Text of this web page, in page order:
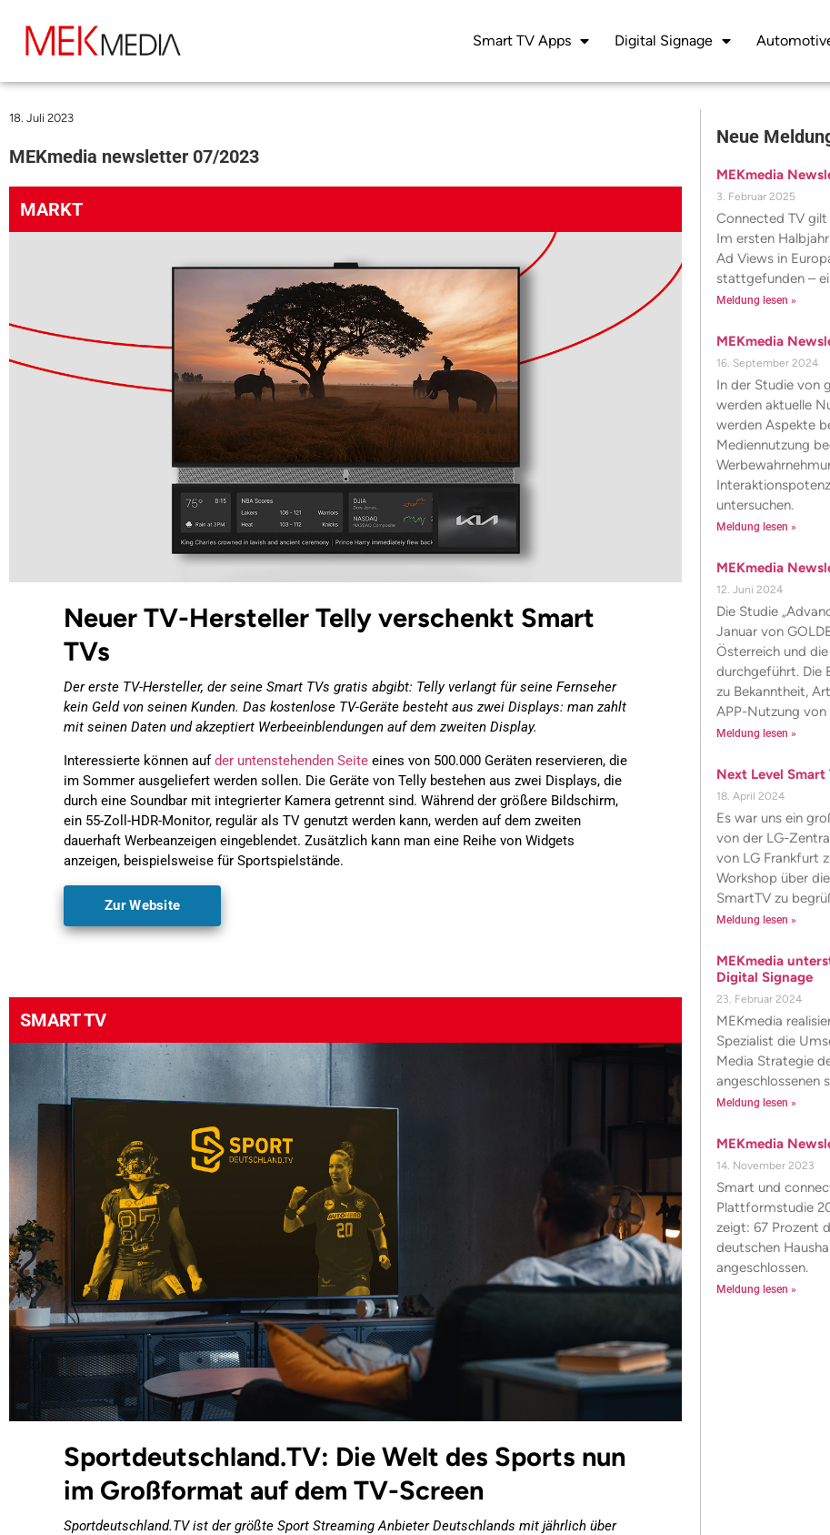
Smart TV Apps Digital Signage
18. Juli 2023
MEKmedia newsletter 07/2023
MARKT
Neuer TV-Hersteller Telly verschenkt Smart
TVs
Der erste TV-Hersteller, der seine Smart TVs gratis abgibt: Telly verlangt für seine Fernseher
kein Geld von seinen Kunden. Das kostenlose TV-Geräte besteht aus zwei Displays: man zahlt
mit seinen Daten und akzeptiert Werbeeinblendungen auf dem zweiten Display.
Interessierte können aufder untenstehenden Seite eines von 500.000 Geräten reservieren, die
im Sommer ausgeliefert werden sollen. Die Geräte von Telly bestehen aus zwei Displays, die
durch eine Soundbar mit integrierter Kamera getrennt sind. Während der größere Bildschirm,
ein 55-Zoll-HDR-Monitor, regulär als TV genutzt werden kann, werden auf dem zweiten
dauerhaft Werbeanzeigen eingeblendet. Zusätzlich kann man eine Reihe von Widgets
anzeigen, beispielsweise für Sportspielstände.
Zur Website
SMART TV
Sportdeutschland.TV: Die Welt des Sports nun
im Großformat auf dem TV-Screen
Sportdeutschland.TV ist der größte Sport Streaming Anbieter Deutschlands mit jährlich über
Neue
MEKmedia
3. Februar 2025
Connected TV
Im ersten
Ad Views in
stattgefunden –
Meldung lesen »
MEKmedia
16. September 2024
In der Studie von
werden aktuelle
werden Aspekte
Mediennutzung
untersuchen.
Meldung lesen »
MEKmedia
12. Juni 2024
Die Studie
Januar von
Österreich und
durchgeführt. Die
zu Bekanntheit,
APP-Nutzung
Meldung lesen »
Next Level
18. April 2024
Es war uns ein
von der LG-
von LG Frankfurt
Workshop über
SmartTV zu
Meldung lesen »
MEKmedia
Digital Signage
23. Februar 2024
MEKmedia
Spezialist die
Media Strategie
angeschlossenen
Meldung lesen »
MEKmedia
14. November 2023
Smart und
Plattformstudie
zeigt: 67 Prozent
deutschen
angeschlossen.
Meldung lesen »